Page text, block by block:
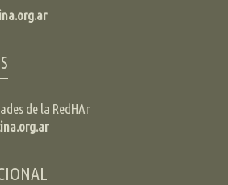
de la RedHAr